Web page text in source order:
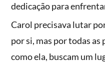
dedicação para
Carol precisava lutar
por si, mas por todas as
como ela, buscam um